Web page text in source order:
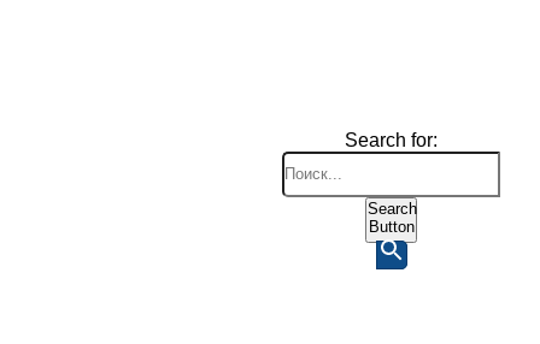
Search for:
Search
Button